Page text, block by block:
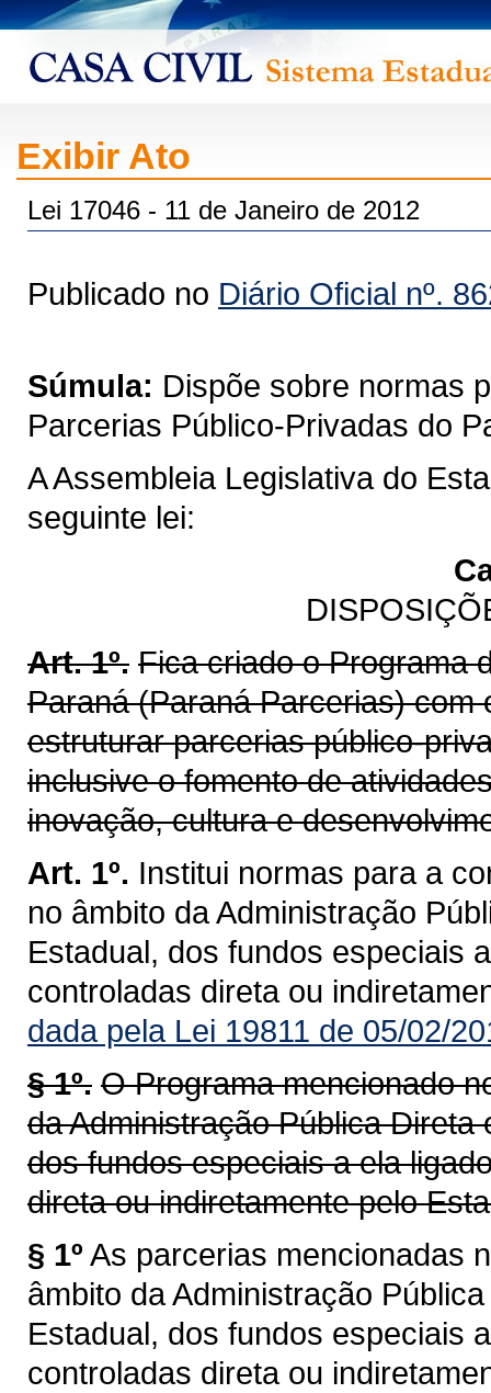
Exibir Ato
Lei 17046 - 11 de Janeiro de 2012
Publicado no Diário Oficial nº.
Súmula: Dispõe sobre normas
Parcerias Público-Privadas do
A Assembleia Legislativa do
seguinte lei:
Art. 1º. Fica criado o Programa
Paraná (Paraná Parcerias) com
estruturar parcerias público-
inclusive o fomento de
inovação, cultura e
Art. 1º. Institui normas para a
no âmbito da Administração
Estadual, dos fundos especiais
controladas direta ou
dada pela Lei 19811 de 05/02/
§ 1º. O Programa mencionado
da Administração Pública
dos fundos especiais a ela
direta ou indiretamente pelo
§ 1º As parcerias mencionadas
âmbito da Administração
Estadual, dos fundos especiais
controladas direta ou